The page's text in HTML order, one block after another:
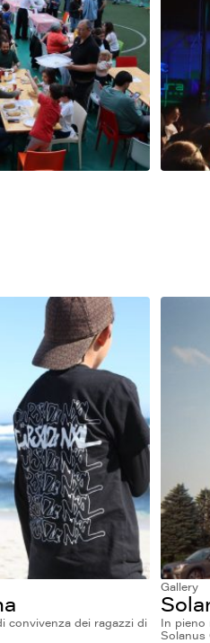
convivenza dei ragazzi di
Gallery
In pieno
Solanus